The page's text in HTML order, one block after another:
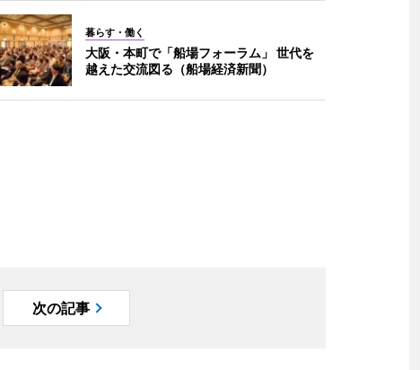
暮らす・働く
大阪・本町で「船場フォーラム」 世代を
越えた交流図る（船場経済新聞）
次の記事